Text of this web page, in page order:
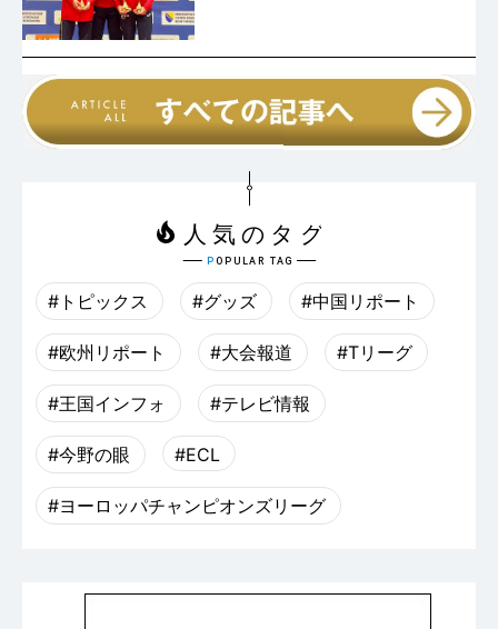
#トピックス #グッズ #中国リポート
#欧州リポート #大会報道 #Tリーグ
#王国インフォ #テレビ情報
#今野の眼 #ECL
#ヨーロッパチャンピオンズリーグ